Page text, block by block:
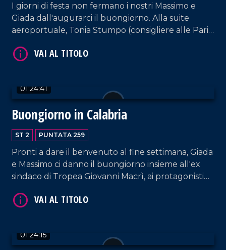
I giorni di festa non fermano i nostri Massimo e
Giada dall'augurarci il buongiorno. Alla suite
aeroportuale, Tonia Stumpo (consigliere alle Pari
Parchi Marini Calabria). Infine, Michele Mirabelli,
01:24:41
Buongiorno in Calabria
ST 2 PUNTATA 259
Pronti a dare il benvenuto al fine settimana, Giada
e Massimo ci danno il buongiorno insieme all'ex
sindaco di Tropea Giovanni Macrì, ai protagonisti
Pierfrancesco Giraldi, e Matteo Ferraro e Manuel
01:24:15
VAI AL TITOLO